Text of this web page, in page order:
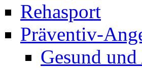
Rehasport
Präventiv-
Gesund